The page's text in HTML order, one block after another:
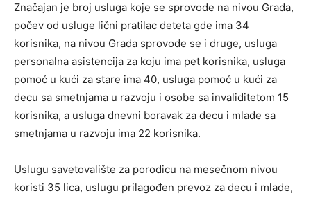
Značajan je broj usluga koje se sprovode na nivou Grada,
počev od usluge lični pratilac deteta gde ima 34
korisnika, na nivou Grada sprovode se i druge, usluga
personalna asistencija za koju ima pet korisnika, usluga
pomoć u kući za stare ima 40, usluga pomoć u kući za
decu sa smetnjama u razvoju i osobe sa invaliditetom 15
korisnika, a usluga dnevni boravak za decu i mlade sa
smetnjama u razvoju ima 22 korisnika.
Uslugu savetovalište za porodicu na mesečnom nivou
koristi 35 lica, uslugu prilagođen prevoz za decu i mlade,